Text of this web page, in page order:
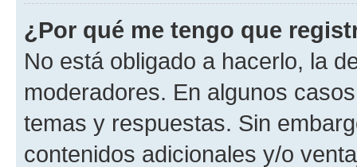
¿Por qué me tengo que
No está obligado a hacerlo, la
moderadores. En algunos
temas y respuestas. Sin
contenidos adicionales y/o